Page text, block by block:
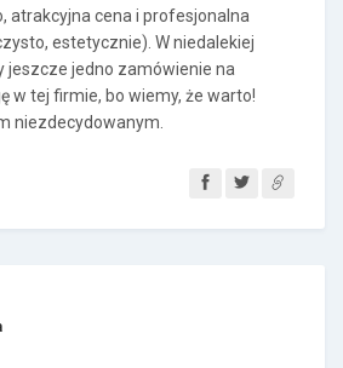
atrakcyjna cena i profesjonalna
estetycznie). W niedalekiej
jeszcze jedno zamówienie na
w tej firmie, bo wiemy, że warto!
niezdecydowanym.